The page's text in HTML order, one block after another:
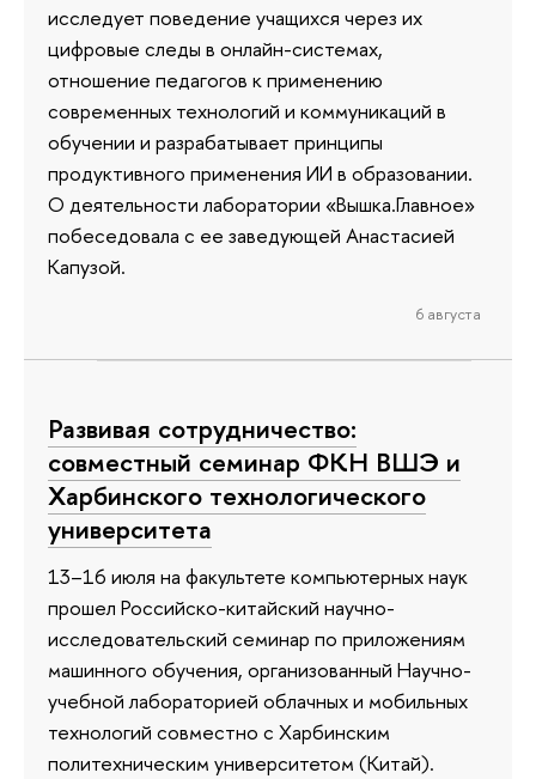
исследует поведение учащихся через их
цифровые следы в онлайн-системах,
отношение педагогов к применению
современных технологий и коммуникаций в
обучении и разрабатывает принципы
продуктивного применения ИИ в образовании.
О деятельности лаборатории «Вышка.Главное»
побеседовала с ее заведующей Анастасией
Капузой.
6 августа
Развивая сотрудничество:
совместный семинар ФКН ВШЭ и
Харбинского технологического
университета
13–16 июля на факультете компьютерных наук
прошел Российско-китайский научно-
исследовательский семинар по приложениям
машинного обучения, организованный Научно-
учебной лабораторией облачных и мобильных
технологий совместно с Харбинским
политехническим университетом (Китай).